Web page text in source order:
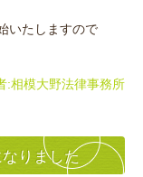
いたしますので
:相模大野法律事務所
りました